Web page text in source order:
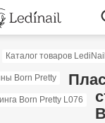
Каталог товаров LediNail
Born Pretty
Born Pretty L076